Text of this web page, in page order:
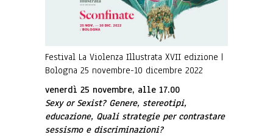
Festival La Violenza Illustrata XVII edizione |
Bologna 25 novembre-10 dicembre 2022
venerdì 25 novembre, alle 17.00
Sexy or Sexist? Genere, stereotipi,
educazione, Quali strategie per contrastare
sessismo e discriminazioni?